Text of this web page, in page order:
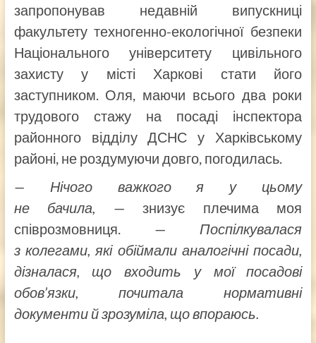
запропонував недавній випускниці
факультету техногенно-екологічної безпеки
Національного університету цивільного
захисту у місті Харкові стати його
заступником. Оля, маючи всього два роки
трудового стажу на посаді інспектора
районного відділу ДСНС у Харківському
районі, не роздумуючи довго, погодилась.
— Нічого важкого я у цьому
не бачила, — знизує плечима моя
співрозмовниця. — Поспілкувалася
з колегами, які обіймали аналогічні посади,
дізналася, що входить у мої посадові
обов’язки, почитала нормативні
документи й зрозуміла, що впораюсь.